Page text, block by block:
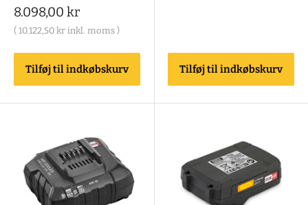
Salgspris
8.098,00 kr
( 10.122,50 kr inkl. moms )
Tilføj til indkøbskurv Tilføj til indkøbskurv